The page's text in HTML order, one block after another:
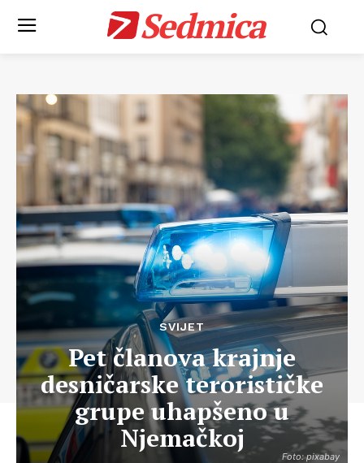
Sedmica
Foto: pixabay
SVIJET
Pet članova krajnje
desničarske terorističke
grupe uhapšeno u
Njemačkoj